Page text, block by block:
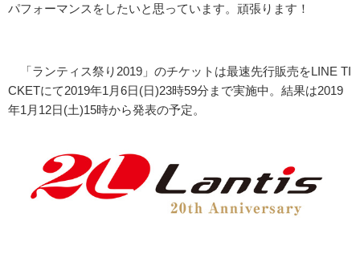
パフォーマンスをしたいと思っています。頑張ります！
「ランティス祭り2019」のチケットは最速先行販売をLINE TI
CKETにて2019年1月6日(日)23時59分まで実施中。結果は2019
年1月12日(土)15時から発表の予定。